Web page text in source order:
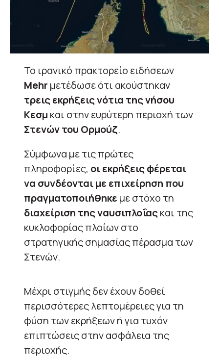
Το ιρανικό πρακτορείο ειδήσεων
Mehr μετέδωσε ότι ακούστηκαν
τρεις εκρήξεις νότια της νήσου
Κεσμ και στην ευρύτερη περιοχή των
Στενών του Ορμούζ.
Σύμφωνα με τις πρώτες
πληροφορίες, οι εκρήξεις φέρεται
να συνδέονται με επιχείρηση που
πραγματοποιήθηκεμε στόχο τη
διαχείριση της ναυσιπλοΐαςκαι της
κυκλοφορίας πλοίων στο
στρατηγικής σημασίας πέρασμα των
Στενών.
Μέχρι στιγμής δεν έχουν δοθεί
περισσότερες λεπτομέρειες για τη
φύση των εκρήξεων ή για τυχόν
επιπτώσεις στην ασφάλεια της
περιοχής.